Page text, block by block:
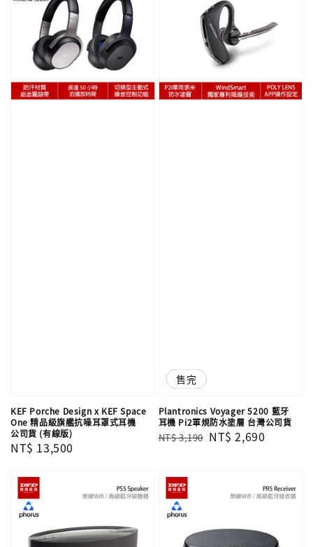
KEF Porche Design x KEF Space
One 精品級旗艦抗噪耳罩式耳機
公司貨 (有線版)
Regular
NT$ 13,500
優惠
售完
Plantronics Voyager 5200 藍牙
耳機 Pi2軍規防水塗層 台灣公司貨
Regular
NT$ 3,190 Sale
NT$ 2,690